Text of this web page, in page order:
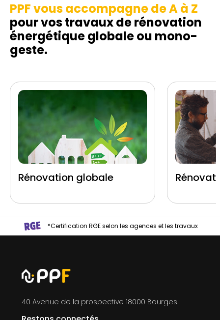
PPF vous accompagne de A à Z
pour vos travaux de rénovation
énergétique globale ou mono-
geste.
Rénovation globale
*Certification RGE selon les agences et les travaux
40 Avenue de la prospective 18000 Bourges